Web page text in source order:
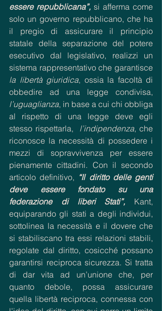
essere repubblicana”, si afferma come
solo un governo repubblicano, che ha
il pregio di assicurare il principio
statale della separazione del potere
esecutivo dal legislativo, realizzi un
la libertà giuridica, ossia la facoltà di
l’uguaglianza, in base a cui chi obbliga
al rispetto di una legge deve egli
stesso rispettarla, l’indipendenza, che
riconosce la necessità di possedere i
mezzi di sopravvivenza per essere
pienamente cittadini. Con il secondo
articolo definitivo, “Il diritto delle genti
deve essere fondato su una
federazione di liberi Stati”, Kant,
equiparando gli stati a degli individui,
sottolinea la necessità e il dovere che
si stabiliscano tra essi relazioni stabili,
regolate dal diritto, cosicché possano
garantirsi reciproca sicurezza. Si tratta
di dar vita ad un’unione che, per
quanto debole, possa assicurare
quella libertà reciproca, connessa con